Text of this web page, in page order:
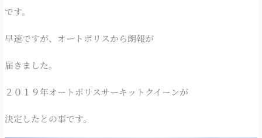
です。
早速ですが、オートポリスから朗報が
届きました。
２０１９年オートポリスサーキットクイーンが
決定したとの事です。